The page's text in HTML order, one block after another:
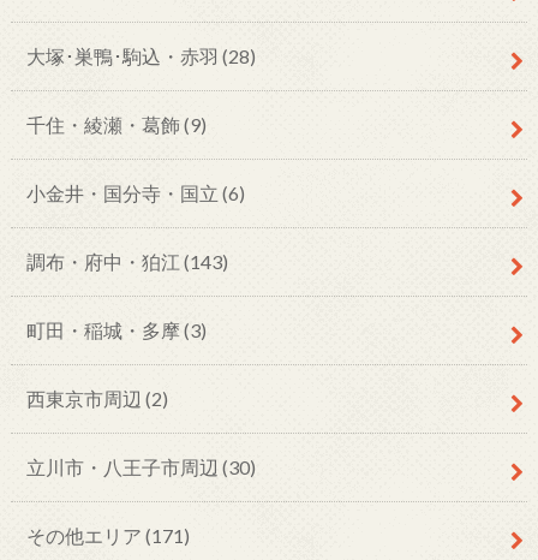
大塚･巣鴨･駒込・赤羽 (28)
千住・綾瀬・葛飾(9)
小金井・国分寺・国立 (6)
調布・府中・狛江 (143)
町田・稲城・多摩 (3)
西東京市周辺 (2)
立川市・八王子市周辺 (30)
その他エリア (171)